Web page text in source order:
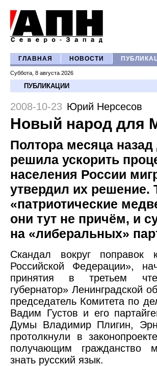
ГЛАВНАЯ НОВОСТИ
Суббота, 8 августа 2026
ПУБЛИКАЦИИ
2008-10-23 Юрий Нерсесов
Новый народ для
Полтора месяца
решила ускорить
населения России
утвердил их решение.
«патриотические
они тут не причём, и
на «либеральных»
Скандал вокруг поправок
Российской Федерации»,
принятия в третьем
губернатор» Ленинградской
председатель Комитета по
Вадим Густов и его
Думы Владимир Плигин,
протолкнули в
получающим гражданство
знать русский язык.